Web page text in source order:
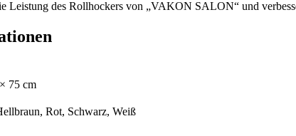
Leistung des Rollhockers von „VAKON SALON“ und
75 cm
Rot, Schwarz, Weiß